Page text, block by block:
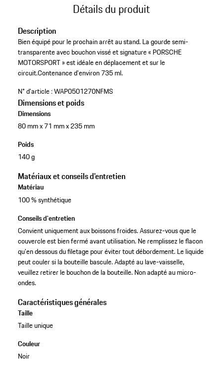
Détails du produit
Description
Bien équipé pour le prochain arrêt au stand. La gourde semi-
transparente avec bouchon vissé et signature « PORSCHE
MOTORSPORT » est idéale en déplacement et sur le
circuit.Contenance d'environ 735 ml.
N° d'article :WAP0501270NFMS
Dimensions et poids
Dimensions
80 mm x 71 mm x 235 mm
Poids
140 g
Matériaux et conseils d'entretien
Matériau
100 % synthétique
Conseils d'entretien
Convient uniquement aux boissons froides. Assurez-vous que le
couvercle est bien fermé avant utilisation. Ne remplissez le flacon
qu'en dessous du filetage pour éviter tout débordement. Le liquide
peut couler si la bouteille bascule. Adapté au lave-vaisselle,
veuillez retirer le bouchon de la bouteille. Non adapté au micro-
ondes.
Caractéristiques générales
Taille
Taille unique
Couleur
Noir